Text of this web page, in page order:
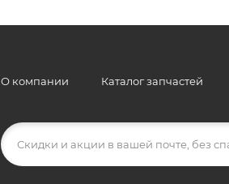
О компании Каталог запчастей